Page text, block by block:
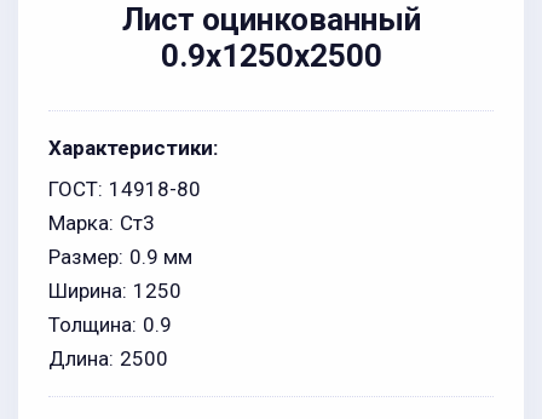
Лист оцинкованный
0.9x1250x2500
Характеристики:
ГОСТ: 14918-80
Марка: Ст3
Размер: 0.9 мм
Ширина: 1250
Толщина: 0.9
Длина: 2500